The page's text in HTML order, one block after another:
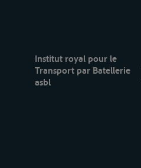
Institut royal pour le
Transport par Batellerie
asbl